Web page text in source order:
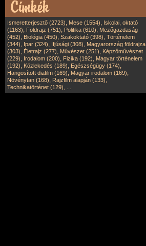
Ismeretterjesztő (2723), Mese (1554), Iskolai, oktató
(1163), Földrajz (751), Politika (610), Mezőgazdaság
(452), Biológia (450), Szakoktató (398), Történelem
(344), Ipar (324), Ifjúsági (308), Magyarország földrajza
(303), Életrajz (277), Művészet (251), Képzőművészet
(229), Irodalom (200), Fizika (192), Magyar történelem
(192), Közlekedés (189), Egészségügy (174),
Hangosított diafilm (169), Magyar irodalom (169),
Növénytan (168), Rajzfilm alapján (133),
Technikatörténet (129),